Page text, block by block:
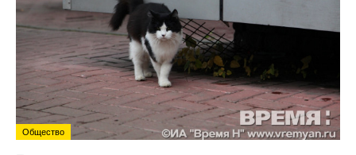
Общество